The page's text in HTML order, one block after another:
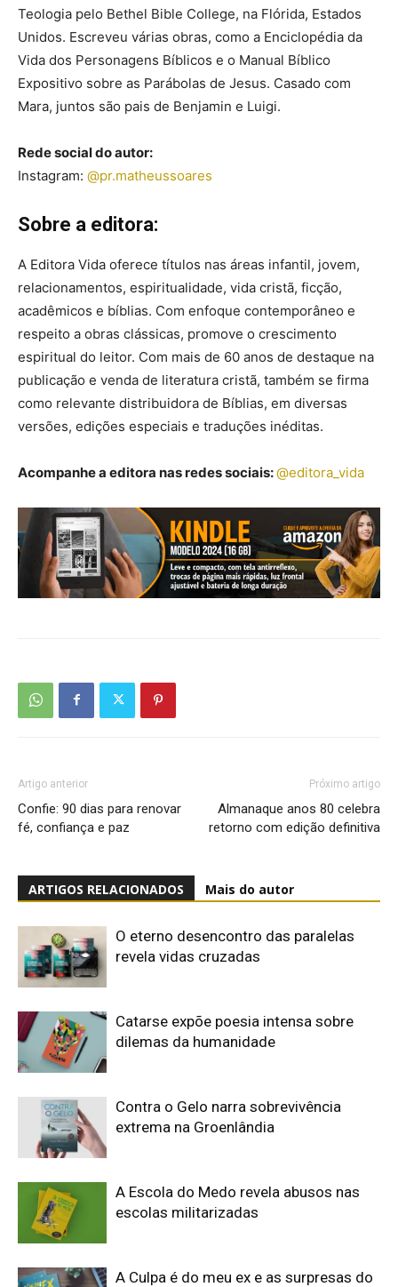
Teologia pelo Bethel Bible College, na Flórida, Estados
Unidos. Escreveu várias obras, como a Enciclopédia da
Vida dos Personagens Bíblicos e o Manual Bíblico
Expositivo sobre as Parábolas de Jesus. Casado com
Mara, juntos são pais de Benjamin e Luigi.
Rede social do autor:
Instagram: @pr.matheussoares
Sobre a editora:
A Editora Vida oferece títulos nas áreas infantil, jovem,
relacionamentos, espiritualidade, vida cristã, ficção,
acadêmicos e bíblias. Com enfoque contemporâneo e
respeito a obras clássicas, promove o crescimento
espiritual do leitor. Com mais de 60 anos de destaque na
publicação e venda de literatura cristã, também se firma
como relevante distribuidora de Bíblias, em diversas
versões, edições especiais e traduções inéditas.
Acompanhe a editora nas redes sociais:@editora_vida
Artigo anterior
Confie: 90 dias para renovar
fé, confiança e paz
Próximo artigo
Almanaque anos 80 celebra
retorno com edição definitiva
ARTIGOS RELACIONADOS Mais do autor
O eterno desencontro das paralelas
revela vidas cruzadas
Catarse expõe poesia intensa sobre
dilemas da humanidade
Contra o Gelo narra sobrevivência
extrema na Groenlândia
A Escola do Medo revela abusos nas
escolas militarizadas
A Culpa é do meu ex e as surpresas do